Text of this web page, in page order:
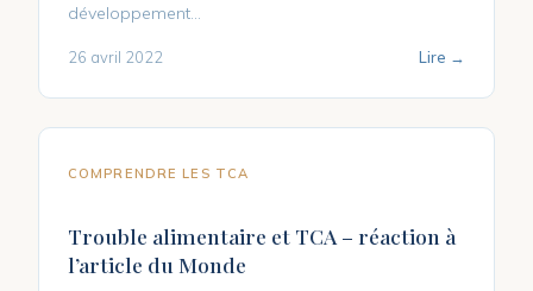
développement...
26 avril 2022 Lire →
COMPRENDRE LES TCA
Trouble alimentaire et TCA – réaction à
l’article du Monde